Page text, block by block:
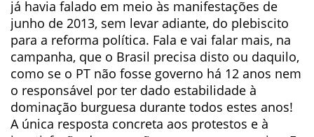
já havia falado em meio às manifestações de
junho de 2013, sem levar adiante, do plebiscito
para a reforma política. Fala e vai falar mais, na
campanha, que o Brasil precisa disto ou daquilo,
como se o PT não fosse governo há 12 anos nem
o responsável por ter dado estabilidade à
dominação burguesa durante todos estes anos!
A única resposta concreta aos protestos e à